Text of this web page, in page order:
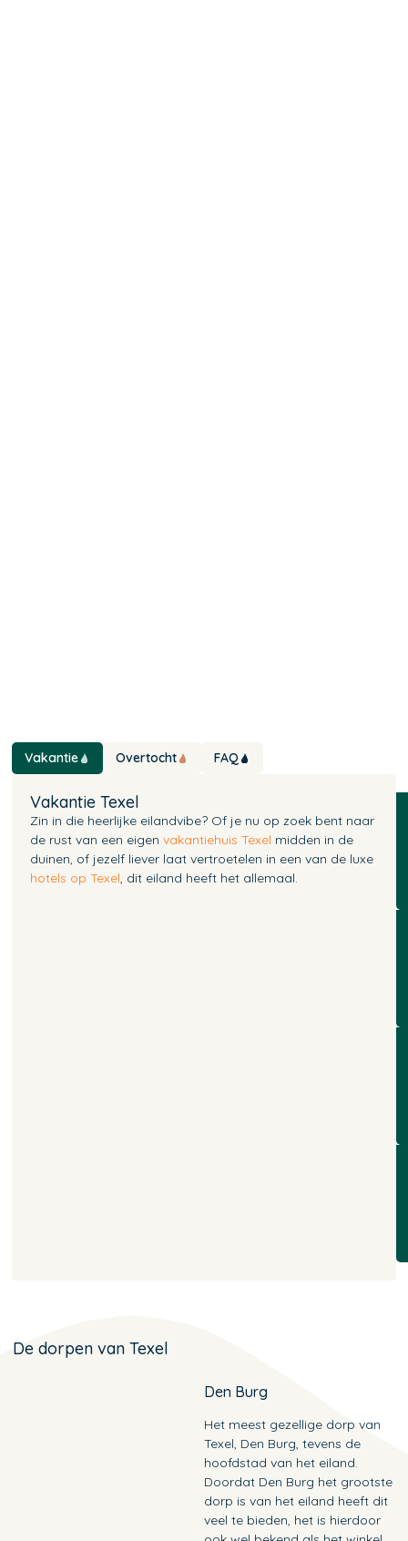
Vakantie Overtocht FAQ
Vakantie Texel
Zin in die heerlijke eilandvibe? Of je nu op zoek bent naar
de rust van een eigenvakantiehuis Texel midden in de
duinen, of jezelf liever laat vertroetelen in een van de luxe
hotels op Texel, dit eiland heeft het allemaal.
De dorpen van Texel
Den Burg
Het meest gezellige dorp van
Texel, Den Burg, tevens de
hoofdstad van het eiland.
Doordat Den Burg het grootste
dorp is van het eiland heeft dit
veel te bieden, het is hierdoor